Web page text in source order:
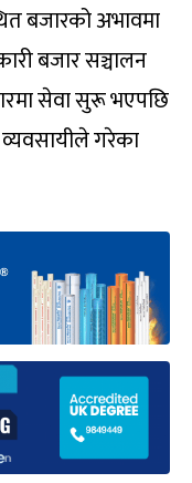
बजारको अभावमा
बजार सञ्चालन
सेवा सुरू भएपछि
गरेका